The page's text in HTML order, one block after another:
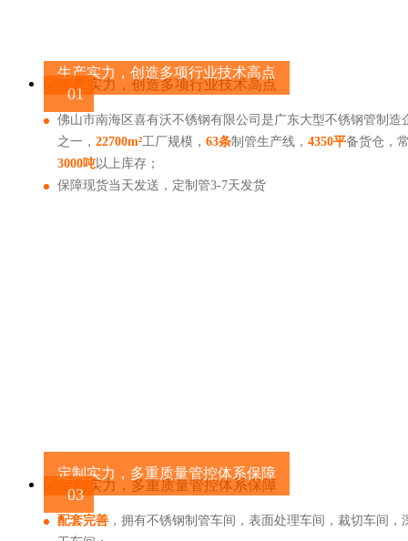
生产实力，创造多项行业技术高点
01
佛山市南海区喜有沃不锈钢有限公司是广东大型不锈钢管制造
之一， 22700m²工厂规模， 63条制管生产线， 4350平备货仓，
3000吨以上库存；
保障现货当天发送，定制管3-7天发货
定制实力，多重质量管控体系保障
03
配套完善 ，拥有不锈钢制管车间，表面处理车间，裁切车间，